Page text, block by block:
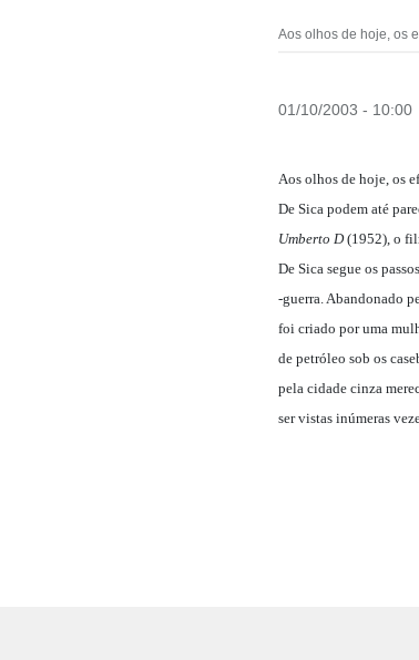
Aos olhos de hoje, os
01/10/2003 - 10:00
Aos olhos de hoje, os
De Sica podem até
Umberto D(1952), o
De Sica segue os
-guerra. Abandonado
foi criado por uma
de petróleo sob os
pela cidade cinza
ser vistas inúmeras